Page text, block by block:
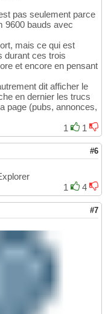
pas seulement parce
9600 bauds avec
mais ce qui est
durant ces trois
et encore en pensant
dit afficher le
en dernier les trucs
page (pubs, annonces,
1
1
#6
1
4
#7